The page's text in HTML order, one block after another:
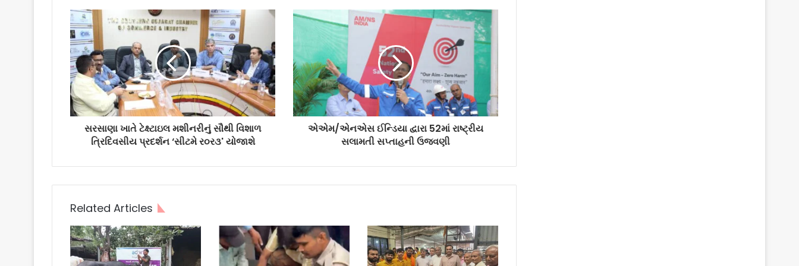
કિંમત Rs. 1,24,999થી શરૂ થાય છે
ચાયની ટપરીથી ઓફિસ કમ્યુટ સુધી: જૈનમનું
‘કલ જાનતે હૈં, કલ બનાતે હૈં’ કેમ્પેઇન
રોકાણકારોને બતાવશે સાચો રસ્તો
સરસાણા ખાતે ટેક્ષ્ટાઇલ મશીનરીનું સૌથી વિશાળ
ત્રિદિવસીય પ્રદર્શન ‘સીટમે ર૦ર૩' યોજાશે
એએમ/એનએસ ઈન્ડિયા દ્વારા 52માં રાષ્ટ્રીય
સલામતી સપ્તાહની ઉજવણી
Related Articles